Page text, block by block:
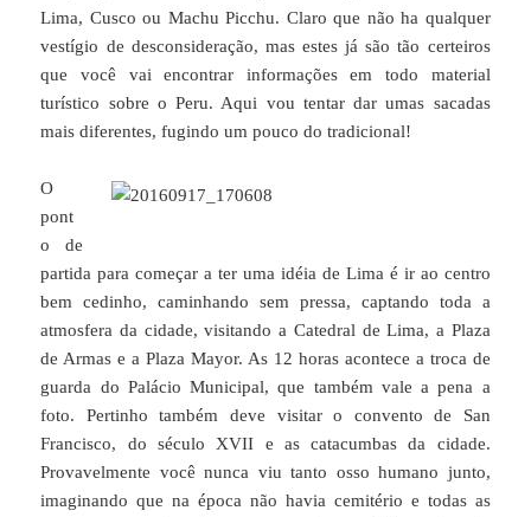
Lima, Cusco ou Machu Picchu. Claro que não ha qualquer
vestígio de desconsideração, mas estes já são tão certeiros
que você vai encontrar informações em todo material
turístico sobre o Peru. Aqui vou tentar dar umas sacadas
mais diferentes, fugindo um pouco do tradicional!
O
pont
o de
partida para começar a ter uma idéia de Lima é ir ao centro
bem cedinho, caminhando sem pressa, captando toda a
atmosfera da cidade, visitando a Catedral de Lima, a Plaza
de Armas e a Plaza Mayor. As 12 horas acontece a troca de
guarda do Palácio Municipal, que também vale a pena a
foto. Pertinho também deve visitar o convento de San
Francisco, do século XVII e as catacumbas da cidade.
Provavelmente você nunca viu tanto osso humano junto,
imaginando que na época não havia cemitério e todas as